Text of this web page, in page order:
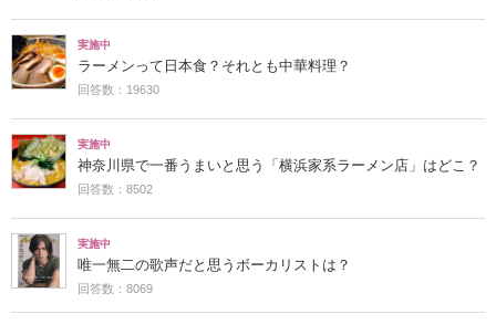
実施中
ラーメンって日本食？それとも中華料理？
回答数：19630
実施中
神奈川県で一番うまいと思う「横浜家系ラーメン店」はどこ？
回答数：8502
実施中
唯一無二の歌声だと思うボーカリストは？
回答数：8069